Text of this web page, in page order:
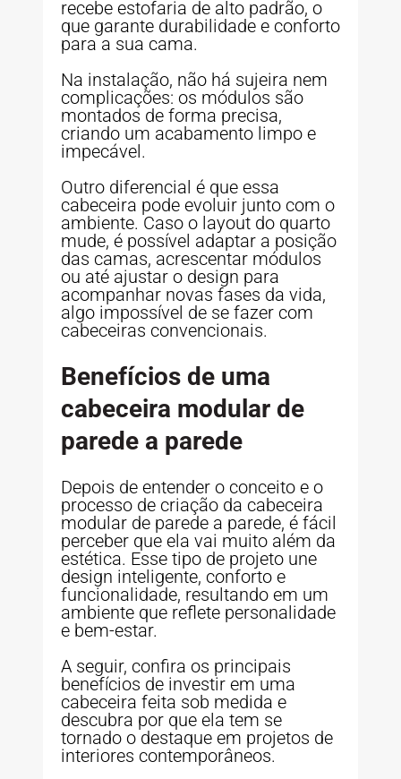
recebe estofaria de alto padrão, o
que garante durabilidade e conforto
para a sua cama.
Na instalação, não há sujeira nem
complicações: os módulos são
montados de forma precisa,
criando um acabamento limpo e
impecável.
Outro diferencial é que essa
cabeceira pode evoluir junto com o
ambiente. Caso o layout do quarto
mude, é possível adaptar a posição
das camas, acrescentar módulos
ou até ajustar o design para
acompanhar novas fases da vida,
algo impossível de se fazer com
cabeceiras convencionais.
Benefícios de uma
cabeceira modular de
parede a parede
Depois de entender o conceito e o
processo de criação da cabeceira
modular de parede a parede, é fácil
perceber que ela vai muito além da
estética. Esse tipo de projeto une
design inteligente, conforto e
funcionalidade, resultando em um
ambiente que reflete personalidade
e bem-estar.
A seguir, confira os principais
benefícios de investir em uma
cabeceira feita sob medida e
descubra por que ela tem se
tornado o destaque em projetos de
interiores contemporâneos.